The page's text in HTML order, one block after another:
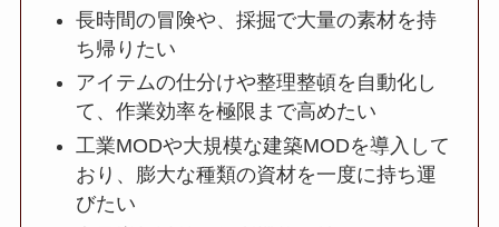
長時間の冒険や、採掘で大量の素材を持
ち帰りたい
アイテムの仕分けや整理整頓を自動化し
て、作業効率を極限まで高めたい
工業MODや大規模な建築MODを導入して
おり、膨大な種類の資材を一度に持ち運
びたい